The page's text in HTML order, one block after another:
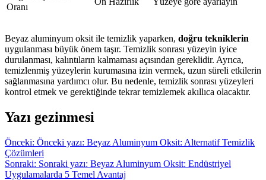
Oranı
Beyaz aluminyum oksit ile temizlik yaparken, doğru tekniklerin
uygulanması büyük önem taşır. Temizlik sonrası yüzeyin iyice
durulanması, kalıntıların kalmaması açısından gereklidir. Ayrıca,
temizlenmiş yüzeylerin kurumasına izin vermek, uzun süreli etkilerin
sağlanmasına yardımcı olur. Bu nedenle, temizlik sonrası yüzeyleri
kontrol etmek ve gerektiğinde tekrar temizlemek akıllıca olacaktır.
Yazı gezinmesi
Önceki: Önceki yazı: Beyaz Aluminyum Oksit: Alternatif Temizlik
Çözümleri
Sonraki: Sonraki yazı: Beyaz Aluminyum Oksit: Endüstriyel
Uygulamalarda 5 Temel Avantaj